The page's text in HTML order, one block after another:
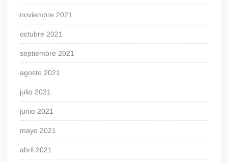
noviembre 2021
octubre 2021
septiembre 2021
agosto 2021
julio 2021
junio 2021
mayo 2021
abril 2021